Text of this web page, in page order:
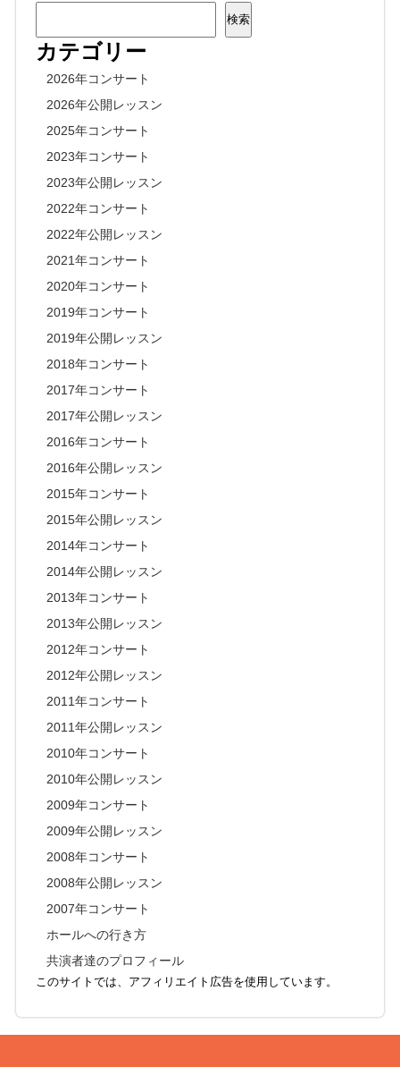
検索
カテゴリー
2026年コンサート
2026年公開レッスン
2025年コンサート
2023年コンサート
2023年公開レッスン
2022年コンサート
2022年公開レッスン
2021年コンサート
2020年コンサート
2019年コンサート
2019年公開レッスン
2018年コンサート
2017年コンサート
2017年公開レッスン
2016年コンサート
2016年公開レッスン
2015年コンサート
2015年公開レッスン
2014年コンサート
2014年公開レッスン
2013年コンサート
2013年公開レッスン
2012年コンサート
2012年公開レッスン
2011年コンサート
2011年公開レッスン
2010年コンサート
2010年公開レッスン
2009年コンサート
2009年公開レッスン
2008年コンサート
2008年公開レッスン
2007年コンサート
ホールへの行き方
共演者達のプロフィール
このサイトでは、アフィリエイト広告を使用しています。